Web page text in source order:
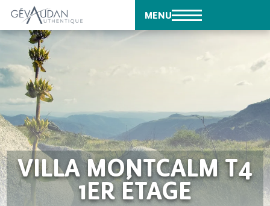
MENU
VILLA MONTCALM T4
1ER ÉTAGE